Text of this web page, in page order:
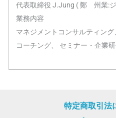
代表取締役 J.Jung ( 鄭 州業:
業務内容
マネジメントコンサルティン
コーチング、 セミナー・企業
特定商取引法